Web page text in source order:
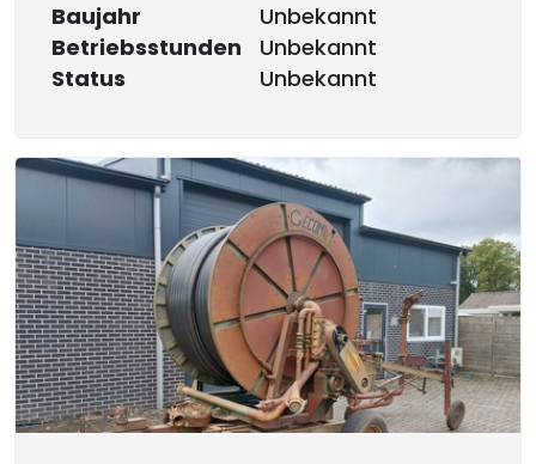
Baujahr
Unbekannt
Betriebsstunden
Unbekannt
Status
Unbekannt